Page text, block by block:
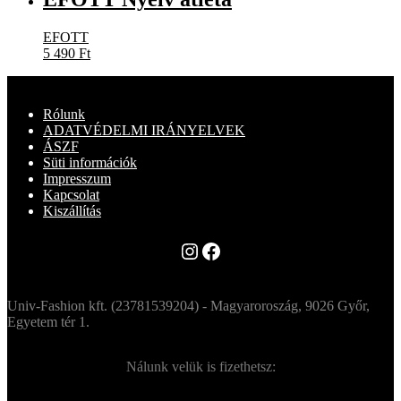
EFOTT
5 490 Ft
Rólunk
ADATVÉDELMI IRÁNYELVEK
ÁSZF
Süti információk
Impresszum
Kapcsolat
Kiszállítás
Instagram
Facebook
Univ-Fashion kft. (23781539204) - Magyaroroszág, 9026 Győr,
Egyetem tér 1.
Nálunk velük is fizethetsz: